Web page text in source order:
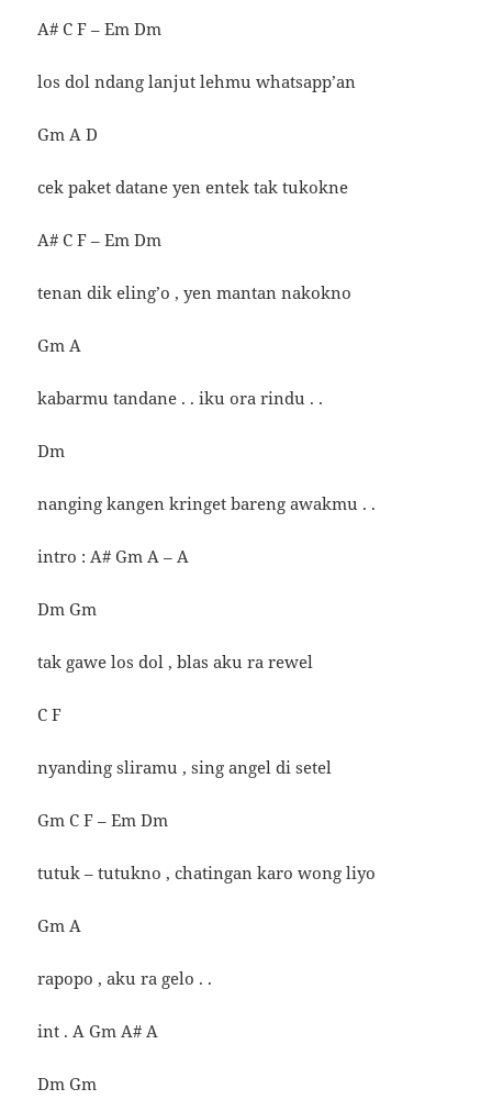
A# C F – Em Dm
los dol ndang lanjut lehmu whatsapp’an
Gm A D
cek paket datane yen entek tak tukokne
A# C F – Em Dm
tenan dik eling’o , yen mantan nakokno
Gm A
kabarmu tandane . . iku ora rindu . .
Dm
nanging kangen kringet bareng awakmu . .
intro : A# Gm A – A
Dm Gm
tak gawe los dol , blas aku ra rewel
C F
nyanding sliramu , sing angel di setel
Gm C F – Em Dm
tutuk – tutukno , chatingan karo wong liyo
Gm A
rapopo , aku ra gelo . .
int . A Gm A# A
Dm Gm